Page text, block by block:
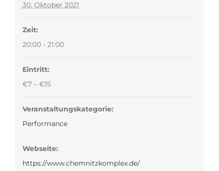
30. Oktober 2021
Zeit:
20:00 - 21:00
Eintritt:
€7 – €15
Veranstaltungskategorie:
Performance
Webseite:
https://www.chemnitzkomplex.de/